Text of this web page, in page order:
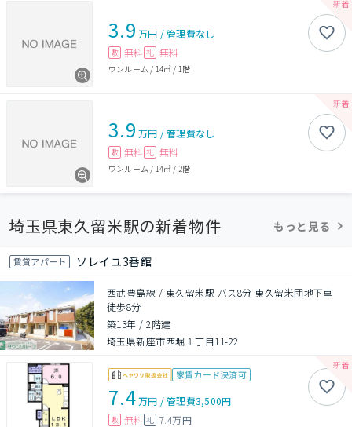
3.9 万円 /管理費なし
敷 無料 礼 無料
ワンルーム / 14㎡ / 1階
3.9 万円 /管理費なし
敷 無料 礼 無料
ワンルーム / 14㎡ / 2階
埼玉県東久留米駅の新着物件 もっと見る
賃貸アパート ソレイユ3番館
西武豊島線 / 東久留米駅 バス8分 東久留米団地下車
徒歩8分
築13年 /2階建
埼玉県新座市西堀１丁目11-22
家賃カード決済可
7.4万円 /管理費3,500円
敷 無料 礼 7.4万円